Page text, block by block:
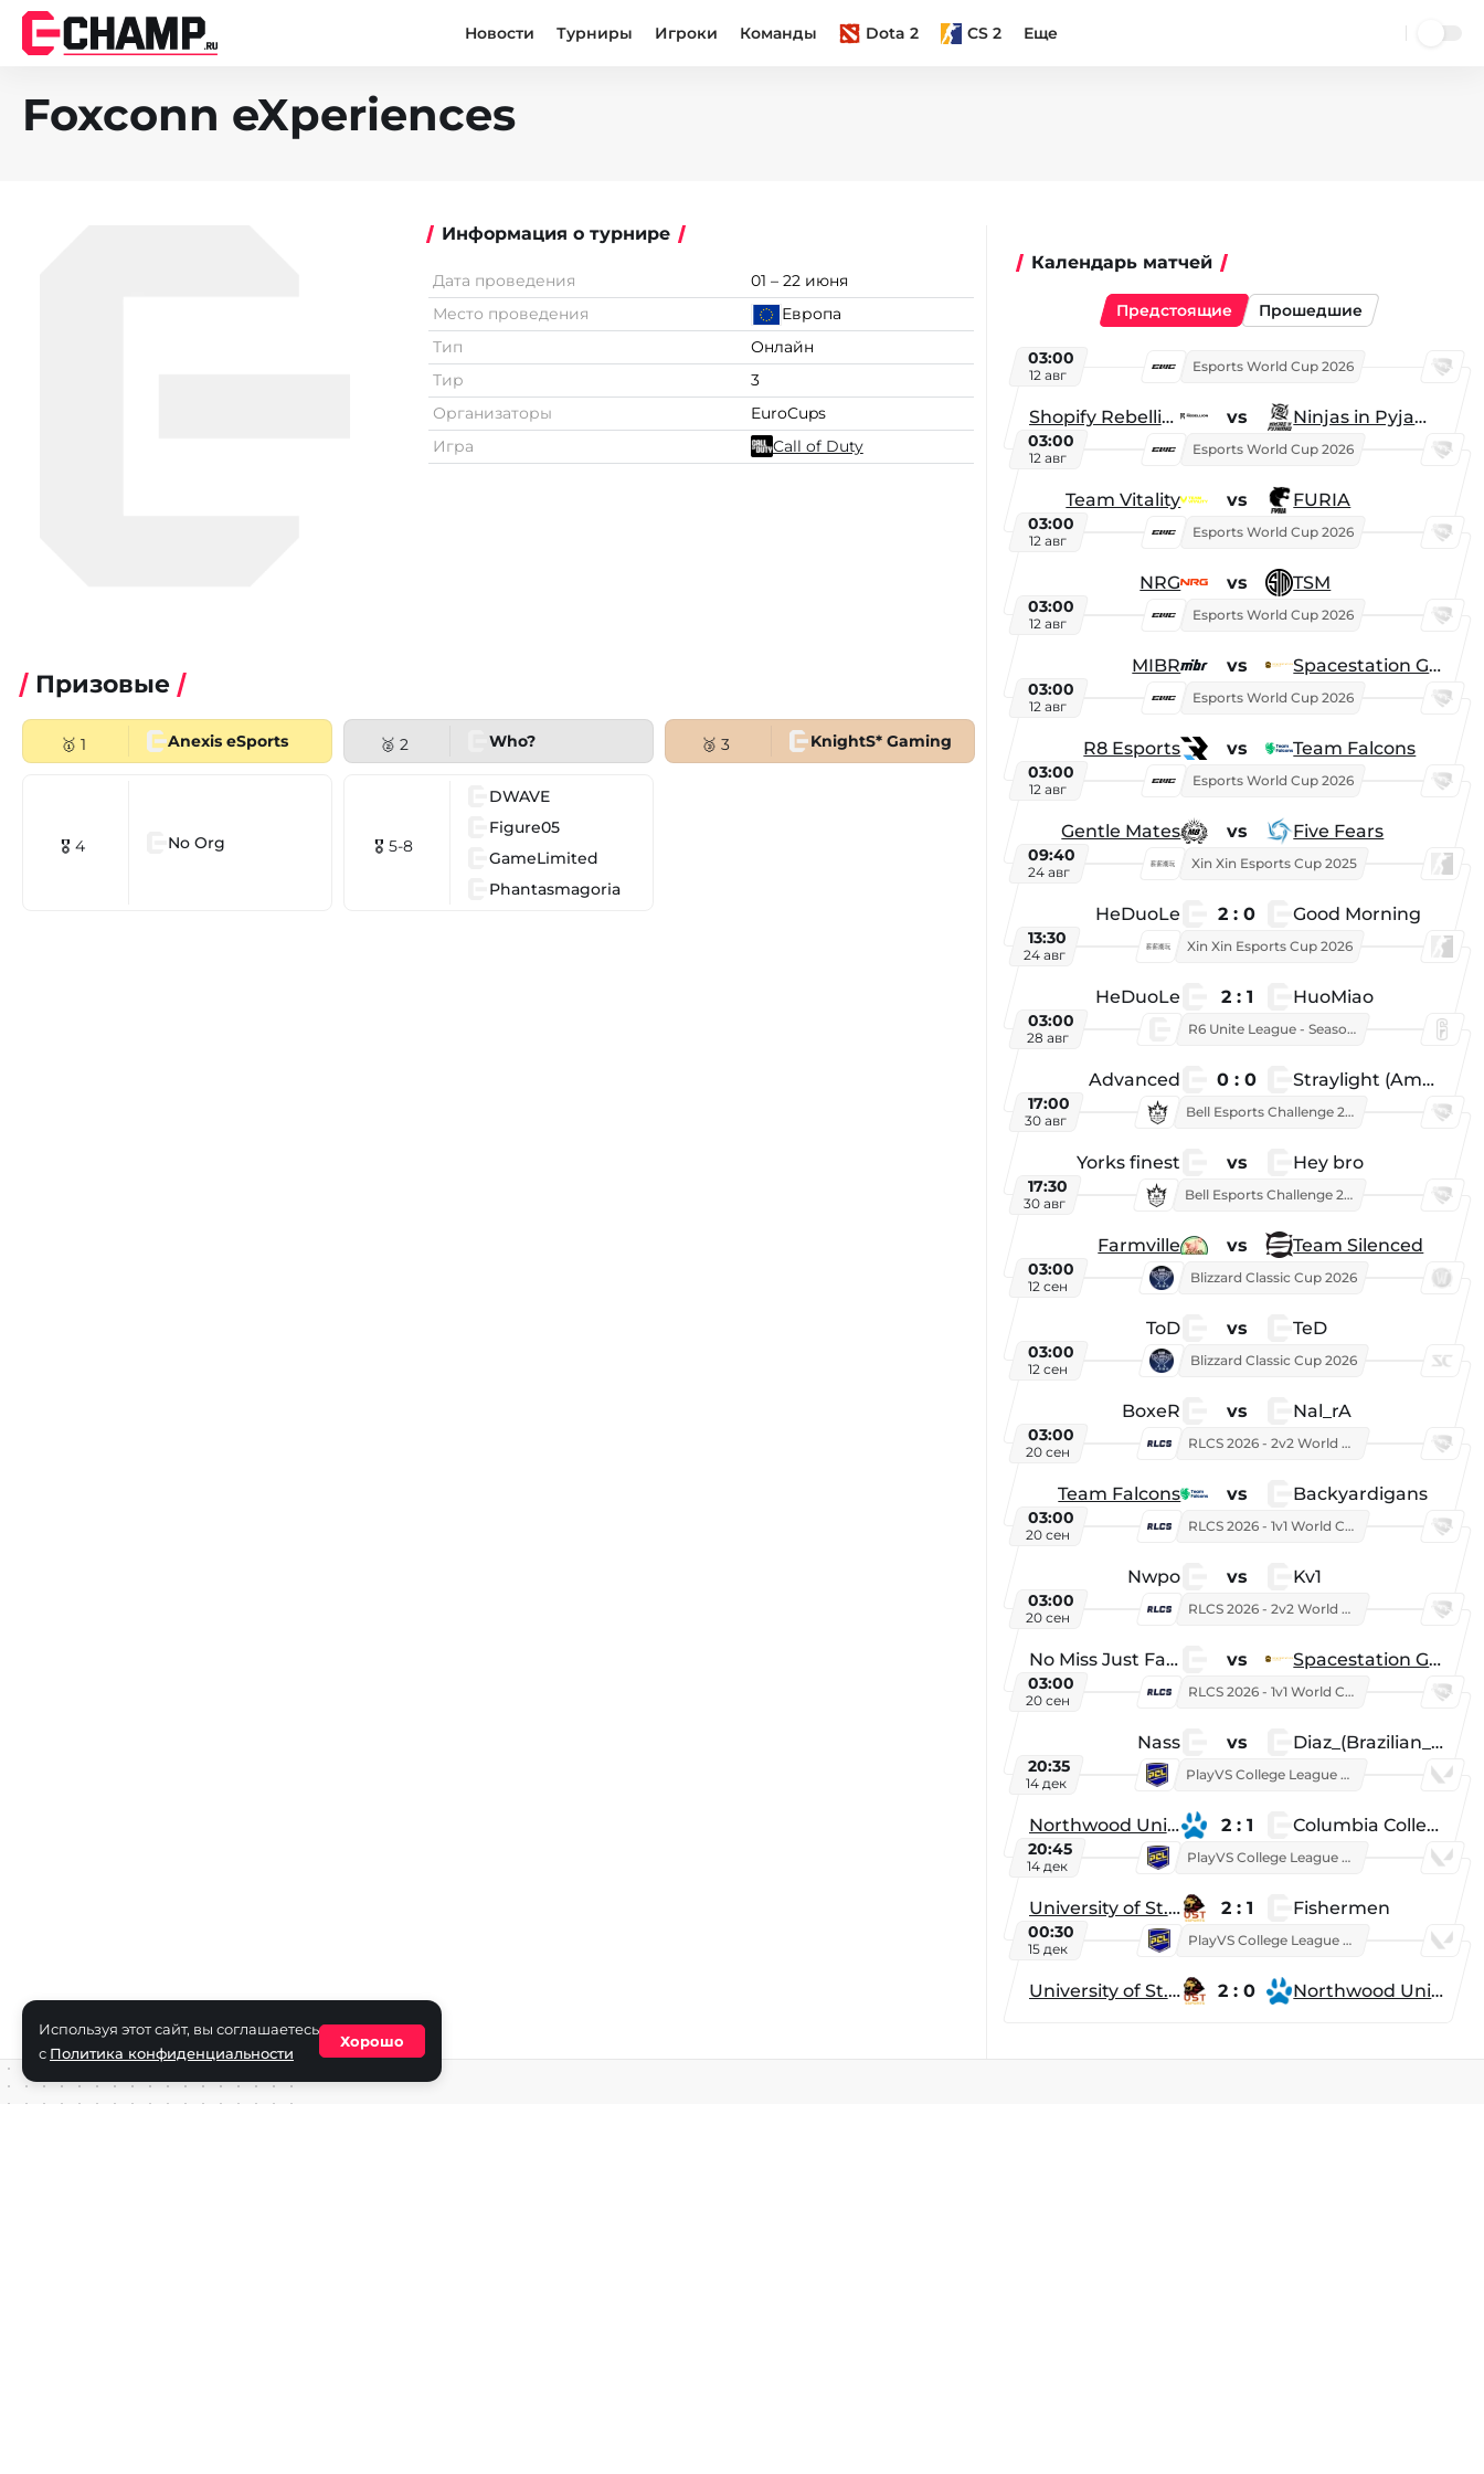
Новости Турниры Игроки Команды Dota 2 CS 2 Еще
Foxconn eXperiences
Информация о турнире
Дата проведения
01 – 22 июня
Место проведения
Европа
Тип
Онлайн
Тир
3
Организаторы
EuroCups
Игра
Call of Duty
Призовые
🥇 1 Anexis eSports 🥈 2 Who? 🥉 3 KnightS* Gaming
🎖 4 No Org 🎖 5-8
DWAVE
Figure05
GameLimited
Phantasmagoria
Календарь матчей
Предстоящие Прошедшие
03:00
12 авг
Esports World Cup 2026
Shopify Rebellion vs Ninjas in Pyjamas
03:00
12 авг
Esports World Cup 2026
Team Vitality vs FURIA
03:00
12 авг
Esports World Cup 2026
NRG vs TSM
03:00
12 авг
Esports World Cup 2026
MIBR vs Spacestation Gaming
03:00
12 авг
Esports World Cup 2026
R8 Esports vs Team Falcons
03:00
12 авг
Esports World Cup 2026
Gentle Mates vs Five Fears
09:40
24 авг
Xin Xin Esports Cup 2025
HeDuoLe 2 : 0 Good Morning
13:30
24 авг
Xin Xin Esports Cup 2026
HeDuoLe 2 : 1 HuoMiao
03:00
28 авг
R6 Unite League - Season 1
Advanced 0 : 0 Straylight (American team)
17:00
30 авг
Bell Esports Challenge 2026
Yorks finest vs Hey bro
17:30
30 авг
Bell Esports Challenge 2026
Farmville vs Team Silenced
03:00
12 сен
Blizzard Classic Cup 2026
ToD vs TeD
03:00
12 сен
Blizzard Classic Cup 2026
BoxeR vs Nal_rA
03:00
20 сен
RLCS 2026 - 2v2 World Championship
Team Falcons vs Backyardigans
03:00
20 сен
RLCS 2026 - 1v1 World Championship
Nwpo vs Kv1
03:00
20 сен
RLCS 2026 - 2v2 World Championship
No Miss Just Fake vs Spacestation Gaming
03:00
20 сен
RLCS 2026 - 1v1 World Championship
Nass vs Diaz_(Brazilian_Player)
20:35
14 дек
PlayVS College League 2025: Fall
Northwood University 2 : 1 Columbia College
20:45
14 дек
PlayVS College League 2025: Fall
University of St. Thomas 2 : 1 Fishermen
00:30
15 дек
PlayVS College League 2025: Fall
University of St. Thomas 2 : 0 Northwood University
Используя этот сайт, вы соглашаетесь
с Политика конфиденциальности
Хорошо